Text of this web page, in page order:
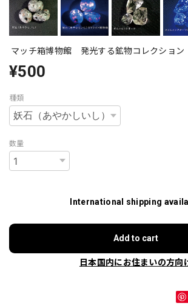
マッチ箱博物館 発光する鉱物コレクション
¥500
種類
数量
International shipping
Add to cart
日本国内にお住まいの方向